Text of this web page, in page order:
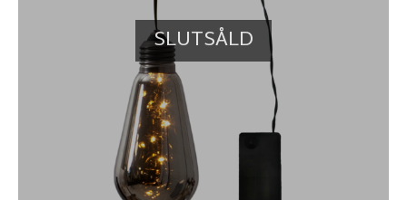
SLUTSÅLD